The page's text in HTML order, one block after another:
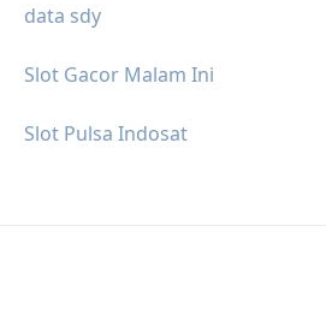
data sdy
Slot Gacor Malam Ini
Slot Pulsa Indosat